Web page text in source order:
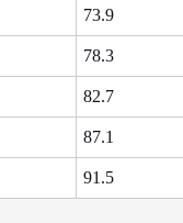
73.9
78.3
82.7
87.1
91.5